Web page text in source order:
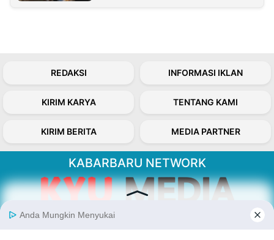
REDAKSI INFORMASI IKLAN
KIRIM KARYA TENTANG KAMI
KIRIM BERITA MEDIA PARTNER
KABARBARU NETWORK